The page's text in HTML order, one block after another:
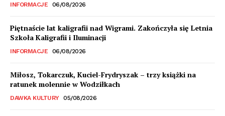
INFORMACJE 06/08/2026
Piętnaście lat kaligrafii nad Wigrami. Zakończyła się Letnia
Szkoła Kaligrafii i Iluminacji
INFORMACJE 06/08/2026
Miłosz, Tokarczuk, Kuciel-Frydryszak – trzy książki na
ratunek molennie w Wodziłkach
DAWKA KULTURY 05/08/2026